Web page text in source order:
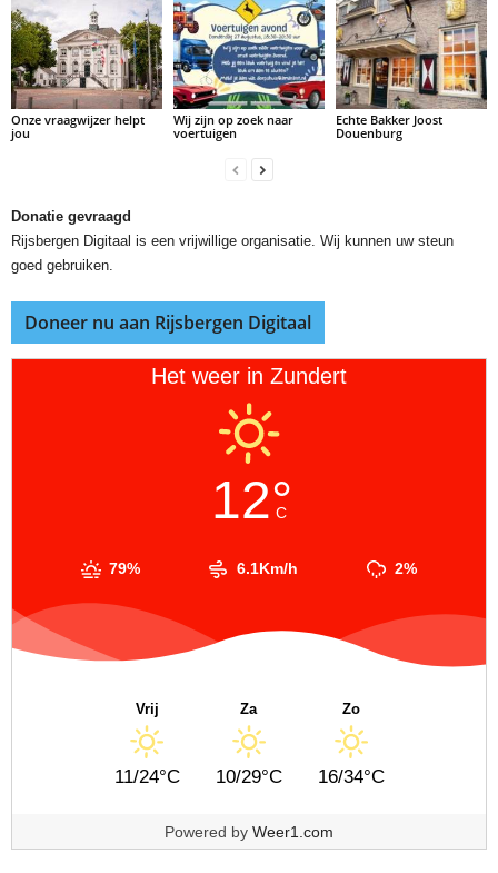
Onze vraagwijzer helpt
jou
Wij zijn op zoek naar
voertuigen
Echte Bakker Joost
Douenburg
Donatie gevraagd
Rijsbergen Digitaal is een vrijwillige organisatie. Wij kunnen uw steun
goed gebruiken.
Doneer nu aan Rijsbergen Digitaal
Het weer in Zundert
12°
C
79% 6.1Km/h 2%
Vrij
11/24°C
Za
10/29°C
Zo
16/34°C
Powered by Weer1.com